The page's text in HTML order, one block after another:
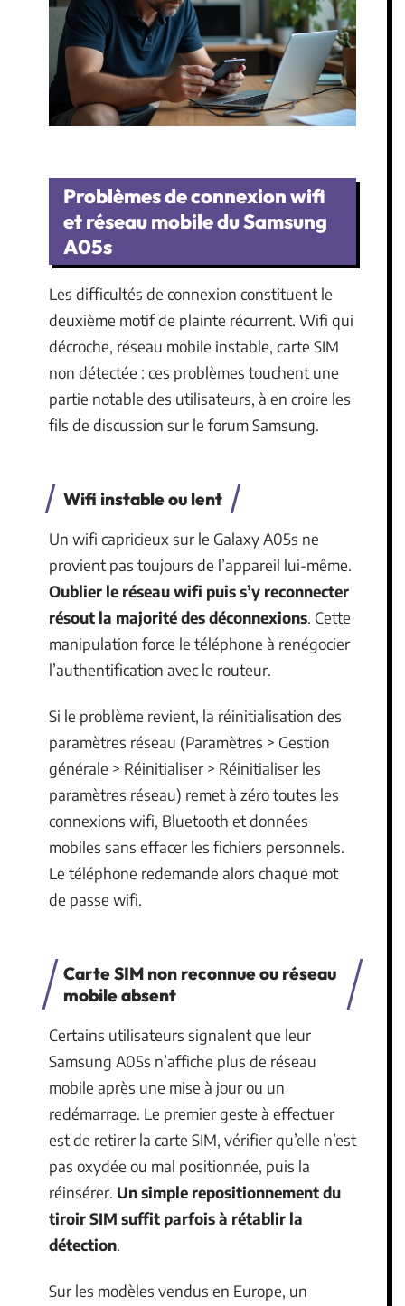
Problèmes de connexion wifi
et réseau mobile du Samsung
A05s
Les difficultés de connexion constituent le
deuxième motif de plainte récurrent. Wifi qui
décroche, réseau mobile instable, carte SIM
non détectée : ces problèmes touchent une
partie notable des utilisateurs, à en croire les
fils de discussion sur le forum Samsung.
Wifi instable ou lent
Un wifi capricieux sur le Galaxy A05s ne
provient pas toujours de l’appareil lui-même.
Oublier le réseau wifi puis s’y reconnecter
résout la majorité des déconnexions. Cette
manipulation force le téléphone à renégocier
l’authentification avec le routeur.
Si le problème revient, la réinitialisation des
paramètres réseau (Paramètres > Gestion
générale > Réinitialiser > Réinitialiser les
paramètres réseau) remet à zéro toutes les
connexions wifi, Bluetooth et données
mobiles sans effacer les fichiers personnels.
Le téléphone redemande alors chaque mot
de passe wifi.
Carte SIM non reconnue ou réseau
mobile absent
Certains utilisateurs signalent que leur
Samsung A05s n’affiche plus de réseau
mobile après une mise à jour ou un
redémarrage. Le premier geste à effectuer
est de retirer la carte SIM, vérifier qu’elle n’est
pas oxydée ou mal positionnée, puis la
réinsérer. Un simple repositionnement du
tiroir SIM suffit parfois à rétablir la
détection.
Sur les modèles vendus en Europe, un